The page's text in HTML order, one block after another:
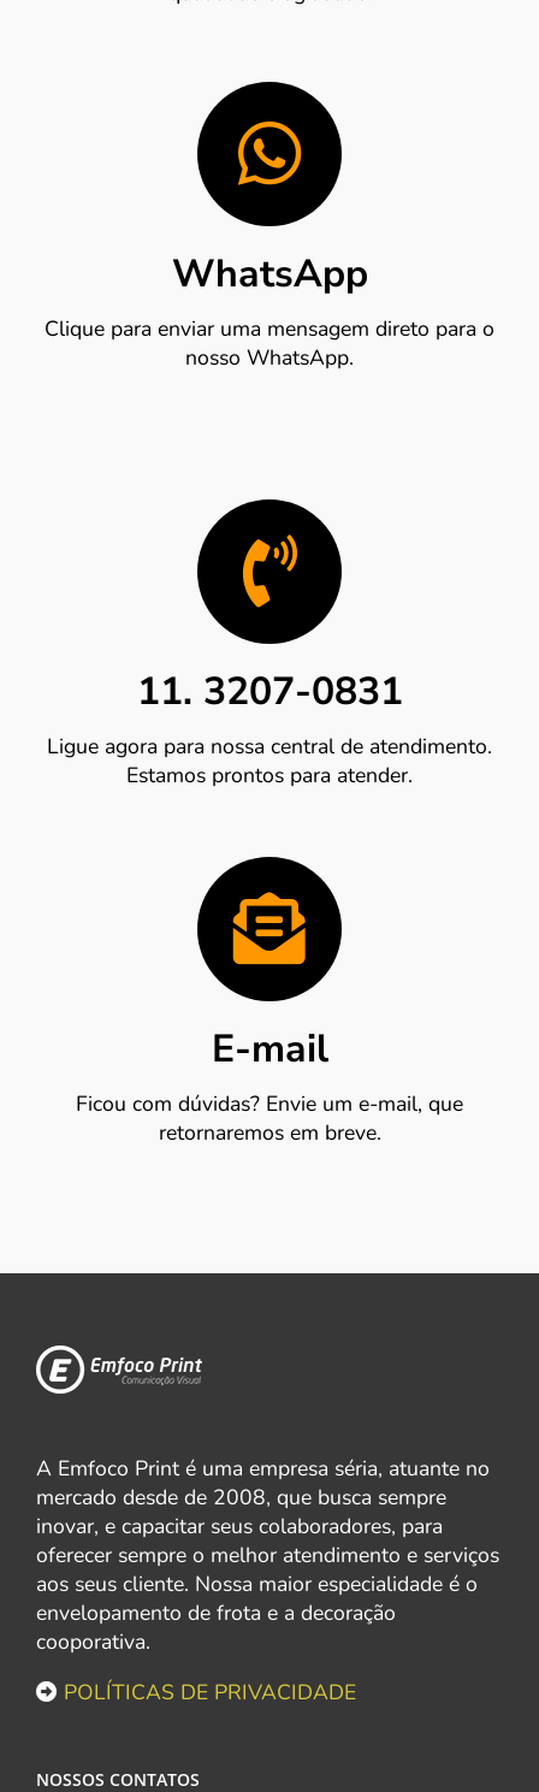
WhatsApp
Clique para enviar uma mensagem direto para o
nosso WhatsApp.
11. 3207-0831
Ligue agora para nossa central de atendimento.
Estamos prontos para atender.
E-mail
Ficou com dúvidas? Envie um e-mail, que
retornaremos em breve.
A Emfoco Print é uma empresa séria, atuante no
mercado desde de 2008, que busca sempre
inovar, e capacitar seus colaboradores, para
oferecer sempre o melhor atendimento e serviços
aos seus cliente. Nossa maior especialidade é o
envelopamento de frota e a decoração
cooporativa.
POLÍTICAS DE PRIVACIDADE
NOSSOS CONTATOS